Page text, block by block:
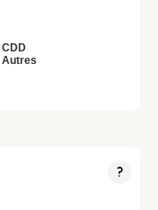
CDD
Autres
?